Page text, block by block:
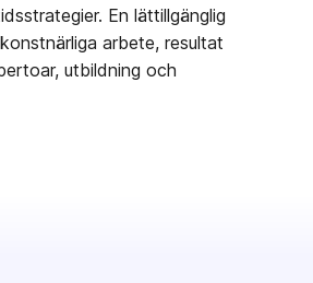
En lättillgänglig
arbete, resultat
utbildning och